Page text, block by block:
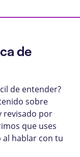
de
de entender?
sobre
revisado por
que uses
hablar con tu